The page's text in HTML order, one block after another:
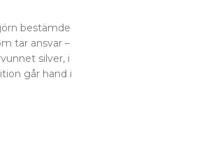
bestämde
tar ansvar –
silver, i
går hand i